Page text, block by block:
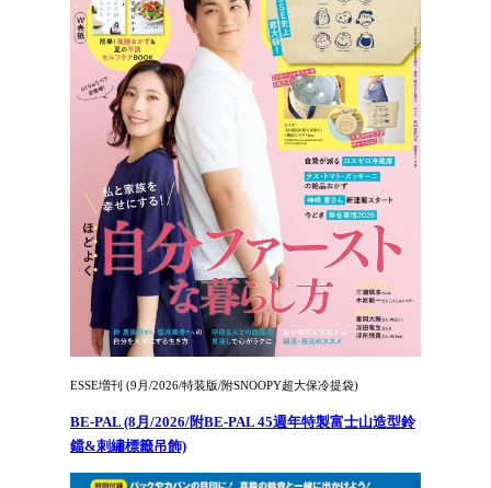
ESSE増刊 (9月/2026/特装版/附SNOOPY超大保冷提袋)
BE-PAL (8月/2026/附BE-PAL 45週年特製富士山造型鈴
鐺&刺繡標籤吊飾)